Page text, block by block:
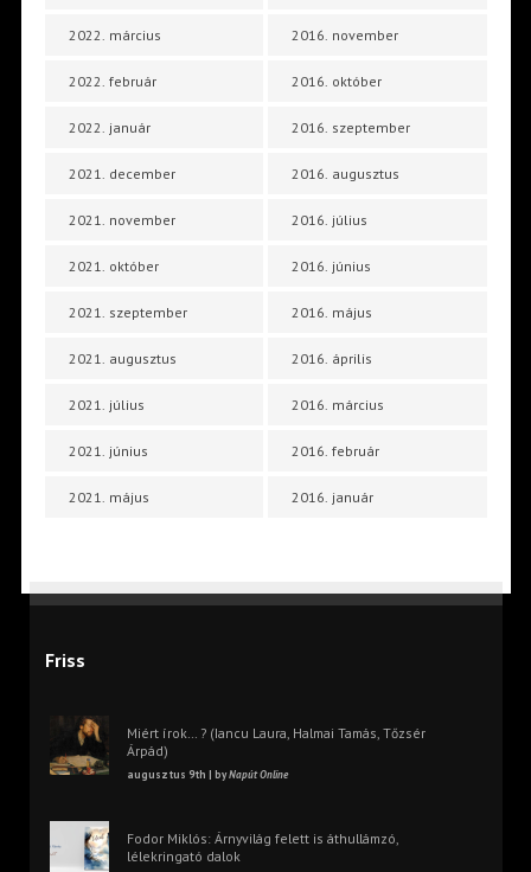
2022. március
2022. február
2022. január
2021. december
2021. november
2021. október
2021. szeptember
2021. augusztus
2021. július
2021. június
2021. május
2016. november
2016. október
2016. szeptember
2016. augusztus
2016. július
2016. június
2016. május
2016. április
2016. március
2016. február
2016. január
Friss
Miért írok… ? (Iancu Laura, Halmai Tamás, Tőzsér
Árpád)
augusztus 9th | byNapút Online
Fodor Miklós: Árnyvilág felett is áthullámzó,
lélekringató dalok